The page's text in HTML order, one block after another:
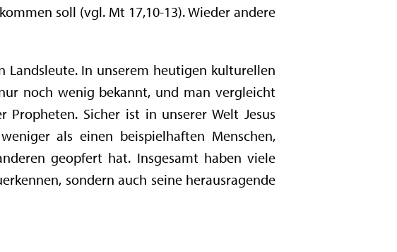
soll (vgl. Mt 17,10-13). Wieder andere
In unserem heutigen kulturellen
noch wenig bekannt, und man vergleicht
Sicher ist in unserer Welt Jesus
als einen beispielhaften Menschen,
geopfert hat. Insgesamt haben viele
sondern auch seine herausragende